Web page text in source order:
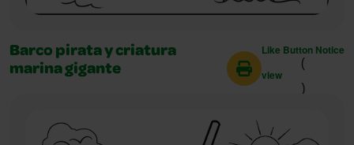
Barco pirata y criatura
marina gigante
Like Button Notice
(
view
)